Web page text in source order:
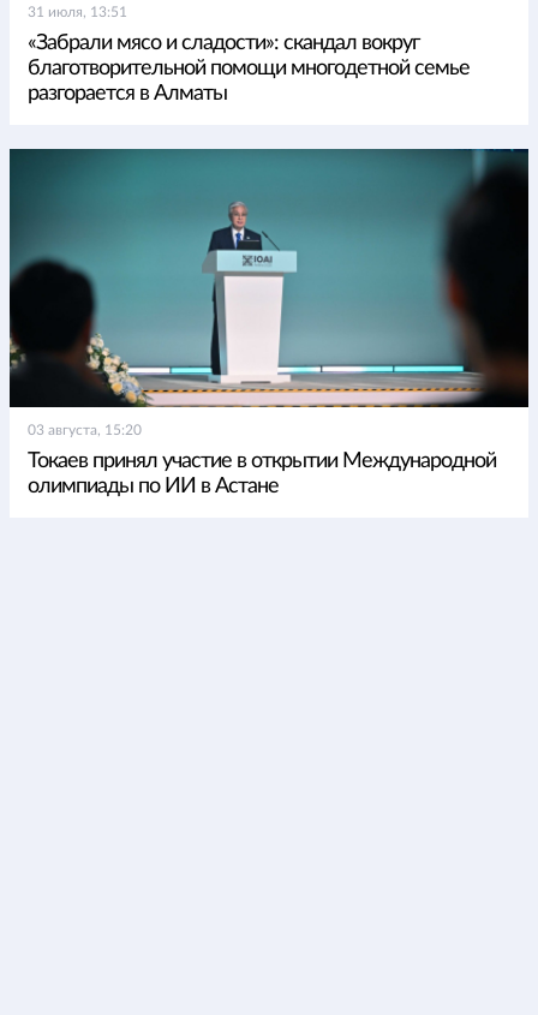
31 июля, 13:51
«Забрали мясо и сладости»: скандал вокруг
благотворительной помощи многодетной семье
разгорается в Алматы
03 августа, 15:20
Токаев принял участие в открытии Международной
олимпиады по ИИ в Астане